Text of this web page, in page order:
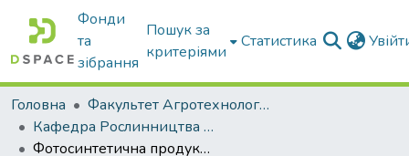
Фонди
та
зібрання
Пошук за
критеріями
Статистика
Головна
Факультет Агротехнологій та екології
Кафедра Рослинництва та садівництва ім. професора В.В. Калитки
Фотосинтетична продуктивність яблуні залежно від режимів зрошення